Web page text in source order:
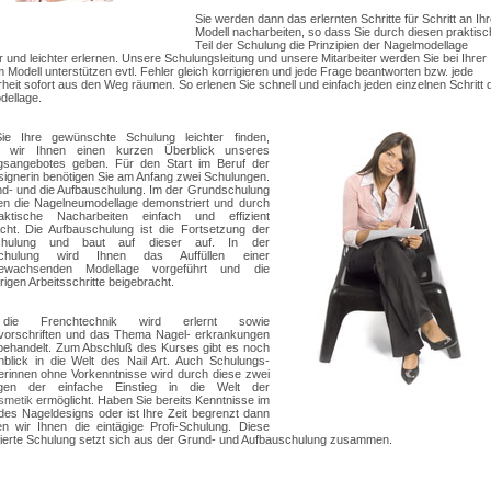
Sie werden dann das erlernten Schritte für Schritt an
Modell nacharbeiten, so dass Sie durch diesen
Teil der Schulung die Prinzipien der Nagelmodellage
und leichter erlernen. Unsere Schulungsleitung und unsere Mitarbeiter werden Sie bei Ihrer
Modell unterstützen evtl. Fehler gleich korrigieren und jede Frage beantworten bzw. jede
sofort aus den Weg räumen. So erlenen Sie schnell und einfach jeden einzelnen Schritt
Ihre gewünschte Schulung leichter finden,
wir Ihnen einen kurzen Überblick unseres
geben. Für den Start im Beruf der
benötigen Sie am Anfang zwei Schulungen.
und die Aufbauschulung. Im der Grundschulung
die Nagelneumodellage demonstriert und durch
Nacharbeiten einfach und effizient
Die Aufbauschulung ist die Fortsetzung der
und baut auf dieser auf. In der
wird Ihnen das Auffüllen einer
Modellage vorgeführt und die
Arbeitsschritte beigebracht.
Frenchtechnik wird erlernt sowie
und das Thema Nagel- erkrankungen
Zum Abschluß des Kurses gibt es noch
in die Welt des Nail Art. Auch Schulungs-
ohne Vorkenntnisse wird durch diese zwei
der einfache Einstieg in die Welt der
ermöglicht. Haben Sie bereits Kenntnisse im
Nageldesigns oder ist Ihre Zeit begrenzt dann
wir Ihnen die eintägige Profi-Schulung. Diese
Schulung setzt sich aus der Grund- und Aufbauschulung zusammen.